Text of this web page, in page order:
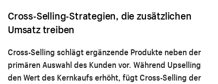
Cross-Selling-Strategien, die zusätzlichen
Umsatz treiben
Cross-Selling schlägt ergänzende Produkte neben der
primären Auswahl des Kunden vor. Während Upselling
den Wert des Kernkaufs erhöht, fügt Cross-Selling der